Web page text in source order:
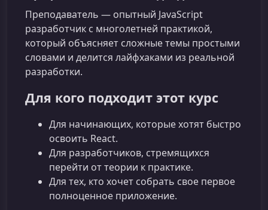
Преподаватель — опытный JavaScript
разработчик с многолетней практикой,
который объясняет сложные темы простыми
словами и делится лайфхаками из реальной
разработки.
Для кого подходит этот курс
Для начинающих, которые хотят быстро
освоить React.
Для разработчиков, стремящихся
перейти от теории к практике.
Для тех, кто хочет собрать свое первое
полноценное приложение.